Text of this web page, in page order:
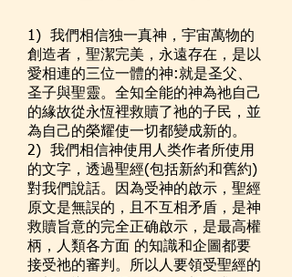
1) 我們相信独一真神，宇宙萬物的
創造者，聖潔完美，永遠存在，是以
愛相連的三位一體的神:就是圣父、
圣子與聖靈。全知全能的神為祂自己
的緣故從永恆裡救贖了祂的子民，並
為自己的榮耀使一切都變成新的。
2) 我們相信神使用人类作者所使用
的文字，透過聖經(包括新約和舊約)
對我們說話。因為受神的啟示，聖經
原文是無誤的，且不互相矛盾，是神
救贖旨意的完全正确啟示，是最高權
柄，人類各方面 的知識和企圖都要
接受祂的審判。所以人要領受聖經的